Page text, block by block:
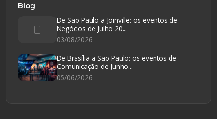
Blog
De São Paulo a Joinville: os eventos de
Negócios de Julho 20...
03/08/2026
De Brasília a São Paulo: os eventos de
Comunicação de Junho...
05/06/2026